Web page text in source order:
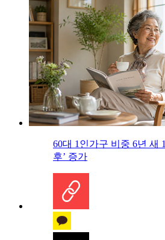
60대 1인가구 비중 6년 새
후’ 증가